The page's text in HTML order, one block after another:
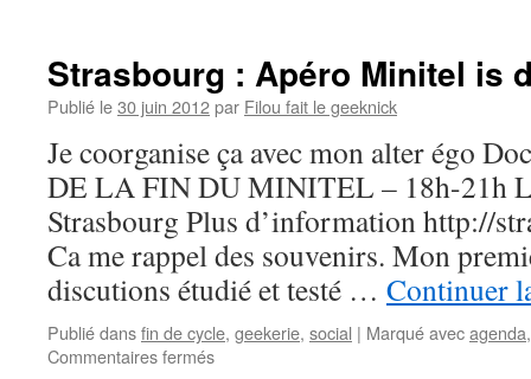
Bier
Strasbourg : Apéro Minitel is
Publié le30 juin 2012par Filou fait le geeknick
Je coorganise ça avec mon alter égo
DE LA FIN DU MINITEL – 18h-21h
Strasbourg Plus d’information http://
Ca me rappel des souvenirs. Mon
discutions étudié et testé … Continuer
Publié dansfin de cycle, geekerie, social | Marqué avecagenda
Commentaires ferméssur